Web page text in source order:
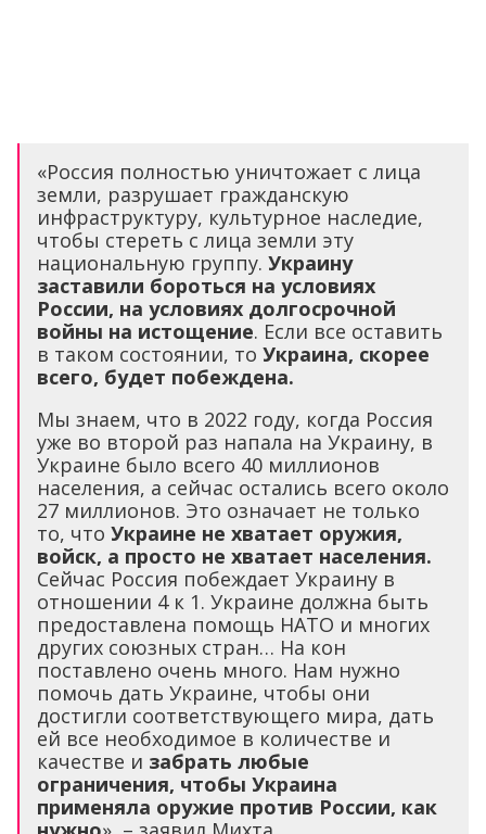
«Россия полностью уничтожает с лица
земли, разрушает гражданскую
инфраструктуру, культурное наследие,
чтобы стереть с лица земли эту
национальную группу. Украину
заставили бороться на условиях
России, на условиях долгосрочной
войны на истощение. Если все оставить
в таком состоянии, то Украина, скорее
всего, будет побеждена.
Мы знаем, что в 2022 году, когда Россия
уже во второй раз напала на Украину, в
Украине было всего 40 миллионов
населения, а сейчас остались всего около
27 миллионов. Это означает не только
то, что Украине не хватает оружия,
войск, а просто не хватает населения.
Сейчас Россия побеждает Украину в
отношении 4 к 1. Украине должна быть
предоставлена помощь НАТО и многих
других союзных стран… На кон
поставлено очень много. Нам нужно
помочь дать Украине, чтобы они
достигли соответствующего мира, дать
ей все необходимое в количестве и
качестве и забрать любые
ограничения, чтобы Украина
применяла оружие против России, как